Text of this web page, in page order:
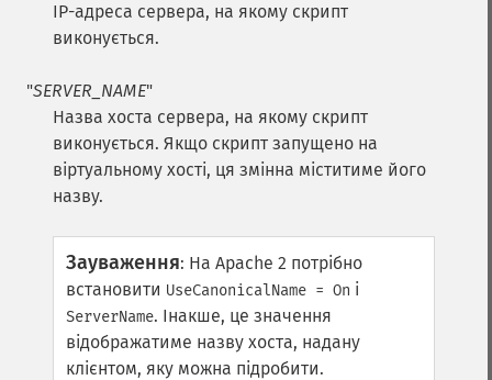
IP-адреса сервера, на якому скрипт
виконується.
"SERVER_NAME"
Назва хоста сервера, на якому скрипт
виконується. Якщо скрипт запущено на
віртуальному хості, ця змінна міститиме його
назву.
Зауваження: На Apache 2 потрібно
встановити UseCanonicalName = On і
ServerName. Інакше, це значення
відображатиме назву хоста, надану
клієнтом, яку можна підробити.